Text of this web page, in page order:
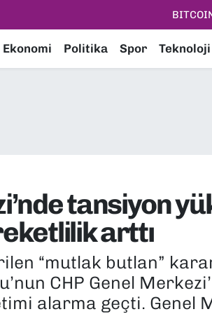
Ekonomi Politika Spor Teknoloji
tansiyon
arttı
“mutlak butlan”
CHP Genel
alarma geçti. Genel